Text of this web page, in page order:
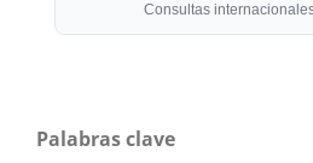
Consultas
Palabras clave